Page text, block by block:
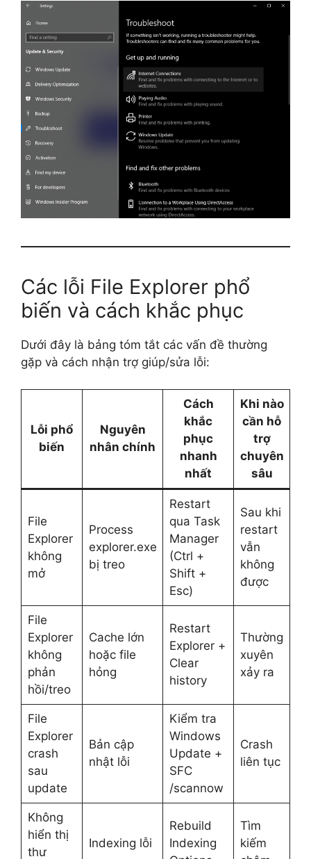
Các lỗi File Explorer phổ
biến và cách khắc phục
Dưới đây là bảng tóm tắt các vấn đề thường
gặp và cách nhận trợ giúp/sửa lỗi:
Lỗi phổ
biến
Nguyên
nhân chính
Cách
khắc
phục
nhanh
nhất
Khi nào
cần hỗ
trợ
chuyên
sâu
File
Explorer
không
mở
Process
explorer.exe
bị treo
Restart
qua Task
Manager
(Ctrl +
Shift +
Esc)
Sau khi
restart
vẫn
không
được
File
Explorer
không
phản
hồi/treo
Cache lớn
hoặc file
hỏng
Restart
Explorer +
Clear
history
Thường
xuyên
xảy ra
File
Explorer
crash
sau
update
Bản cập
nhật lỗi
Kiểm tra
Windows
Update +
SFC
/scannow
Crash
liên tục
Không
hiển thị
thư
Indexing lỗi
Rebuild
Indexing
Tìm
kiếm